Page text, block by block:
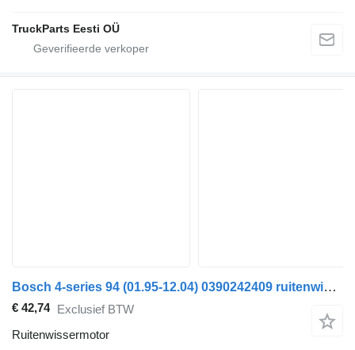
TruckParts Eesti OÜ
Bosch 4-series 94 (01.95-12.04) 0390242409 ruitenwissermotor voor Scania 4-series (1995-2006) trekker
€ 42,74 Exclusief BTW
Ruitenwissermotor